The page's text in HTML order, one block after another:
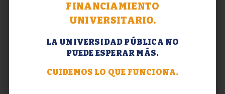
FINANCIAMIENTO
UNIVERSITARIO.
LA UNIVERSIDAD PÚBLICA NO
PUEDE ESPERAR MÁS.
CUIDEMOS LO QUE FUNCIONA.
Extensión. Diplomaturas 2026.